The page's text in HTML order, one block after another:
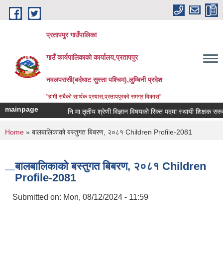
Skip to main content
प्रतापपुर गाउँपालिका
गाउँ कार्यपालिकाको कार्यालय,प्रतापपुर
नवलपरासी(बर्दघाट सुस्ता पश्चिम),लुम्बिनी प्रदेश
"हामी सबैको सार्थक प्रयास,प्रतापपुरको समग्र विकास"
mainpage नि.मा.तृतीय श्रेणी विज्ञान विषयको रिक्त पदमा स्थायी शिक्षक सरुवा
You are here
Home » बालबालिकाको बस्तुगत बिबरण, २०८१ Children Profile-2081
बालबालिकाको बस्तुगत बिबरण, २०८१ Children
Profile-2081
Submitted on: Mon, 08/12/2024 - 11:59